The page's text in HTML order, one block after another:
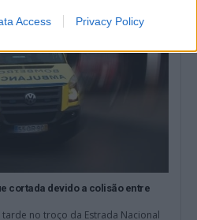
Access Privacy Policy
cortada devido a colisão entre
no troço da Estrada Nacional